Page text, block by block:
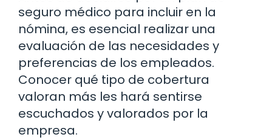
seguro médico para incluir en la
nómina, es esencial realizar una
evaluación de las necesidades y
preferencias de los empleados.
Conocer qué tipo de cobertura
valoran más les hará sentirse
escuchados y valorados por la
empresa.